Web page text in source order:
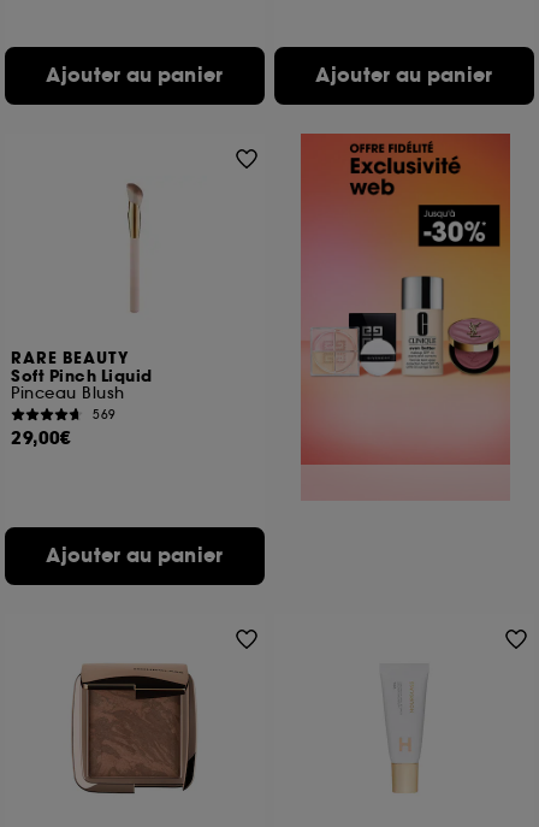
Ajouter au panier Ajouter au panier
RARE BEAUTY
Soft Pinch Liquid
Pinceau Blush
569
29,00€
Ajouter au panier